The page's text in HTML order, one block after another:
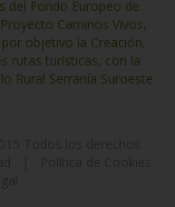
del Fondo Europeo de
Caminos Vivos,
objetivo la Creación,
rutas turísticas, con la
Rural Serranía Suroeste